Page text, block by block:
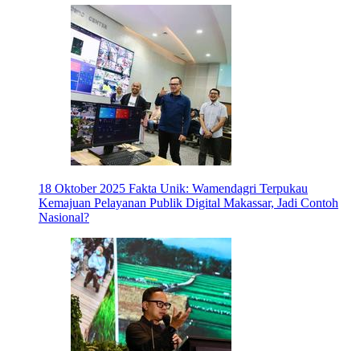
18 Oktober 2025 Fakta Unik: Wamendagri Terpukau
Kemajuan Pelayanan Publik Digital Makassar, Jadi Contoh
Nasional?